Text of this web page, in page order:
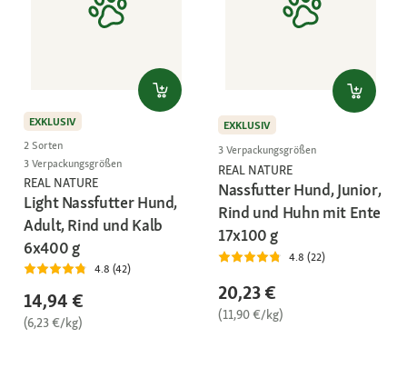
EXKLUSIV
2 Sorten
3 Verpackungsgrößen
REAL NATURE
Light Nassfutter Hund,
Adult, Rind und Kalb
6x400 g
4.8 (42)
14,94 €
(6,23 €/kg)
EXKLUSIV
3 Verpackungsgrößen
REAL NATURE
Nassfutter Hund, Junior,
Rind und Huhn mit Ente
17x100 g
4.8 (22)
20,23 €
(11,90 €/kg)